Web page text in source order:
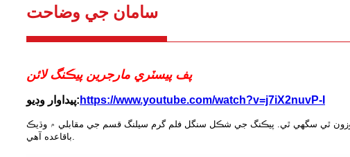
سامان جي وضاحت
پف پيسٽري مارجرين پيڪنگ لائن
پيداوار وڊيو: https://www.youtube.com/watch?v=j7iX2nuvP-I
موزون ٿي سگهي ٿي. پيڪنگ جي شڪل سنگل فلم گرم سيلنگ قسم جي مقابلي ۾ وڌيڪ